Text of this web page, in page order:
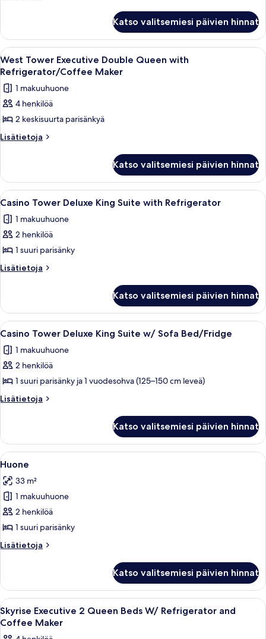
Maker
kuvat
Executive
King
with
Refrigerator/Coffee
Maker
Katso valitsemiesi päivien hinnat
Avaa
kaikki
huonetyypin
West
Tower
Executive
Double
Refrigerator/Coffee
Maker
kuvat
Hotellihuone, jossa on suuri sänky,
5
West Tower Executive Double Queen with
Refrigerator/Coffee Maker
1 makuuhuone
4 henkilöä
2 keskisuurta parisänkyä
Lisätietoja
Lisätietoja
Executive
Double
Queen
Refrigerator/Coffee
Maker
Katso valitsemiesi päivien hinnat
Avaa
kaikki
huonetyypin
Casino
Tower
Deluxe
with
Refrigerator
kuvat
Hotellihuone, jossa on suuri sänky,
2
Casino Tower Deluxe King Suite with Refrigerator
1 makuuhuone
2 henkilöä
1 suuri parisänky
Lisätietoja
Lisätietoja
Deluxe
King
Suite
Refrigerator
Katso valitsemiesi päivien hinnat
Avaa
kaikki
huonetyypin
Casino
Tower
Deluxe
w/
Sofa
Bed/Fridge
kuvat
Hotellihuone, jossa on sänky,
1
Casino Tower Deluxe King Suite w/ Sofa Bed/Fridge
1 makuuhuone
2 henkilöä
1 suuri parisänky ja 1 vuodesohva (125–150 cm leveä)
Lisätietoja
Lisätietoja
Deluxe
King
Suite
Sofa
Bed/Fridge
Katso valitsemiesi päivien hinnat
Avaa
kaikki
huonetyypin
Huone
kuvat
Hotellihuone, jossa on suuri sänky,
1
Huone
33 m²
1 makuuhuone
2 henkilöä
1 suuri parisänky
Lisätietoja
Lisätietoja
Katso valitsemiesi päivien hinnat
Avaa
kaikki
huonetyypin
Hotellihuone, jossa on kaksi sänkyä,
1
Skyrise Executive 2 Queen Beds W/ Refrigerator and
Coffee Maker